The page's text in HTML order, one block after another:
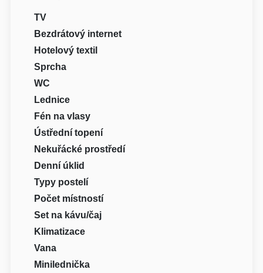
TV
Bezdrátový internet
Hotelový textil
Sprcha
WC
Lednice
Fén na vlasy
Ústřední topení
Nekuřácké prostředí
Denní úklid
Typy postelí
Počet místností
Set na kávu/čaj
Klimatizace
Vana
Minilednička